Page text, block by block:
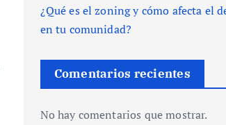
¿Qué es el zoning y cómo afecta el
en tu comunidad?
Comentarios recientes
No hay comentarios que mostrar.